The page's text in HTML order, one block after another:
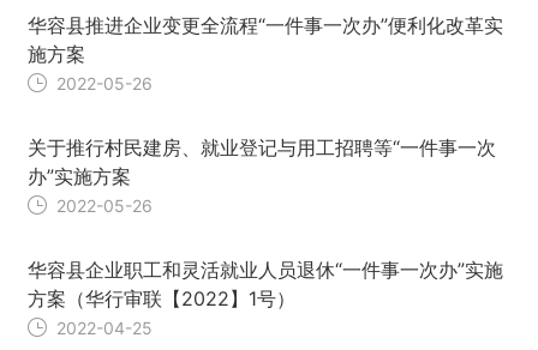
华容县推进企业变更全流程“一件事一次办”便利化改革实
施方案
2022-05-26
关于推行村民建房、就业登记与用工招聘等“一件事一次
办”实施方案
2022-05-26
华容县企业职工和灵活就业人员退休“一件事一次办”实施
方案（华行审联【2022】1号）
2022-04-25